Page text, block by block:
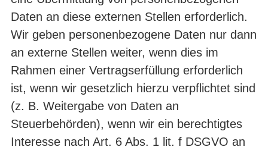
Daten an diese externen Stellen erforderlich.
Wir geben personenbezogene Daten nur dann
an externe Stellen weiter, wenn dies im
Rahmen einer Vertragserfüllung erforderlich
ist, wenn wir gesetzlich hierzu verpflichtet sind
(z. B. Weitergabe von Daten an
Steuerbehörden), wenn wir ein berechtigtes
Interesse nach Art. 6 Abs. 1 lit. f DSGVO an